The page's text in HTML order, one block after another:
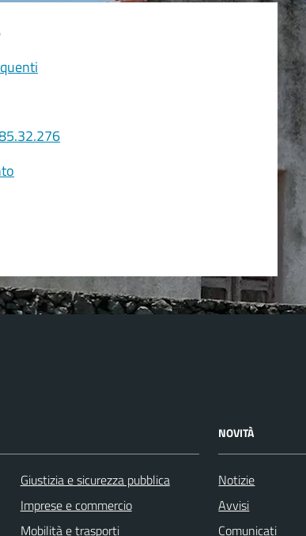
Giustizia e sicurezza pubblica
Imprese e commercio
Mobilità e trasporti
NOVITÀ
Notizie
Avvisi
Comunicati